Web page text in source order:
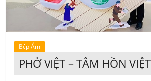
Bếp Ấm
PHỞ VIỆT – TÂM HỒN VIỆT